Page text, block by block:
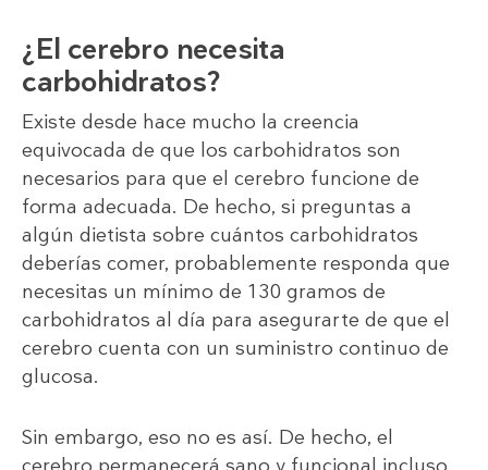
¿El cerebro necesita
carbohidratos?
Existe desde hace mucho la creencia
equivocada de que los carbohidratos son
necesarios para que el cerebro funcione de
forma adecuada. De hecho, si preguntas a
algún dietista sobre cuántos carbohidratos
deberías comer, probablemente responda que
necesitas un mínimo de 130 gramos de
carbohidratos al día para asegurarte de que el
cerebro cuenta con un suministro continuo de
glucosa.
Sin embargo, eso no es así. De hecho, el